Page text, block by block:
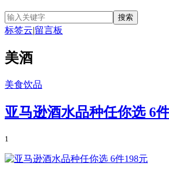
标签云|留言板
美酒
美食饮品
亚马逊酒水品种任你选 6
1